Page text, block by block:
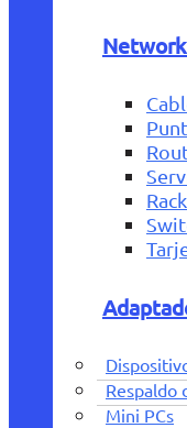
Respaldo
Mini PCs